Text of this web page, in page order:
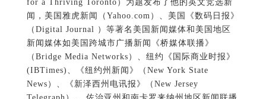
（Morning Star）等100多家英文媒体和全球华文媒体
均纷纷以同一标题进行转载和报道。竞选期间，加拿
大英文和中文媒体也从不同角度报道龚晓华，使其成
为热点人物。在专业媒体竞选团队的帮助下，龚晓华
竞选活动无疑已经成为多伦多市长竞选历史上一次成
功的人物品牌推广事件。 龚晓华是加拿大著名企业
家，在加拿大和美国拥有电视台、酒店和生物制药公